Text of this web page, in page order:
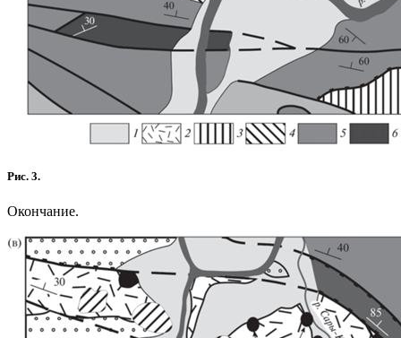
Рис. 3.
Окончание.